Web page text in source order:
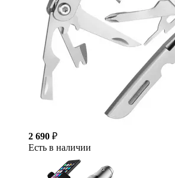
2 690 ₽
Есть в наличии